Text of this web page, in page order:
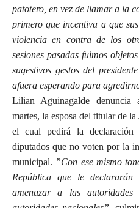
patotero, en vez de llamar a la
primero que incentiva a que
violencia en contra de los
sesiones pasadas fuimos
sugestivos gestos del
afuera esperando para
Lilian Aguinagalde denuncia
martes, la esposa del titular de
el cual pedirá la
diputados que no voten por la
municipal. ”Con ese mismo
República que le
amenazar a las